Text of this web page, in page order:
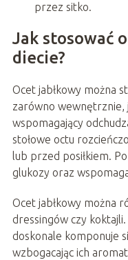
przez sitko.
Jak stosować
diecie?
Ocet jabłkowy można
zarówno wewnętrznie,
wspomagający
stołowe octu
lub przed posiłkiem.
glukozy oraz
Ocet jabłkowy można
dressingów czy
doskonale komponuje
wzbogacając ich